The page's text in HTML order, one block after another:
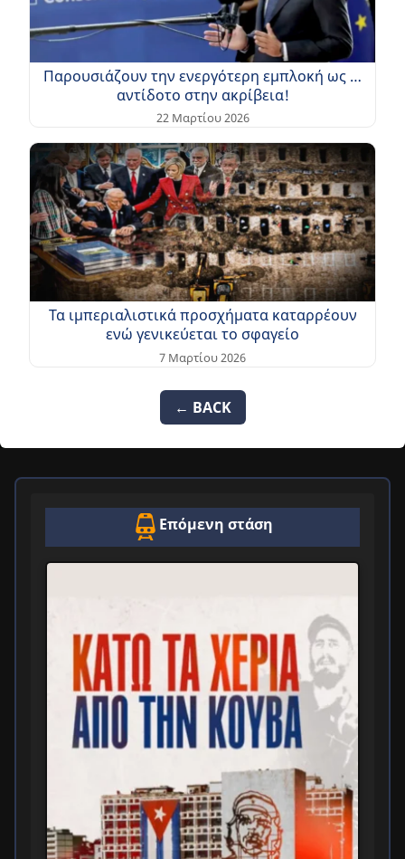
Παρουσιάζουν την ενεργότερη εμπλοκή ως …
αντίδοτο στην ακρίβεια!
22 Μαρτίου 2026
Τα ιμπεριαλιστικά προσχήματα καταρρέουν
ενώ γενικεύεται το σφαγείο
7 Μαρτίου 2026
← BACK
Επόμενη στάση